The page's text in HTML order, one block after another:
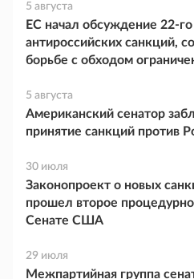
5 августа
ЕС начал обсуждение 22-го
антироссийских санкций,
борьбе с обходом
5 августа
Американский сенатор
принятие санкций против
30 июля
Законопроект о новых
прошел второе
Сенате США
29 июля
Межпартийная группа